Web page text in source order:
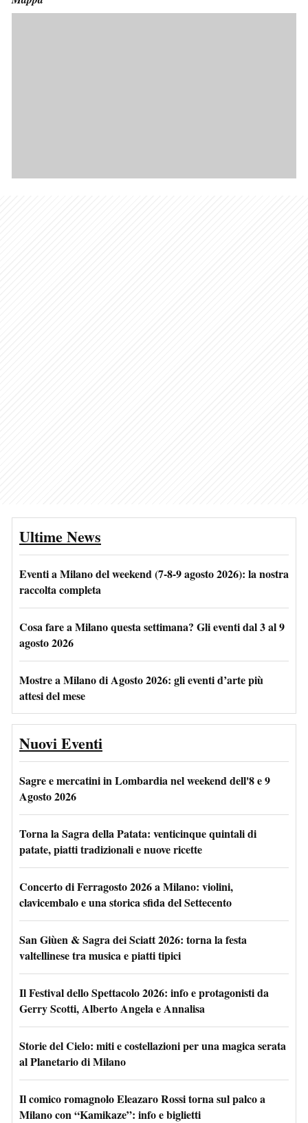
Ultime News
Eventi a Milano del weekend (7-8-9 agosto 2026): la nostra
raccolta completa
Cosa fare a Milano questa settimana? Gli eventi dal 3 al 9
agosto 2026
Mostre a Milano di Agosto 2026: gli eventi d’arte più
attesi del mese
Nuovi Eventi
Sagre e mercatini in Lombardia nel weekend dell'8 e 9
Agosto 2026
Torna la Sagra della Patata: venticinque quintali di
patate, piatti tradizionali e nuove ricette
Concerto di Ferragosto 2026 a Milano: violini,
clavicembalo e una storica sfida del Settecento
San Giùen & Sagra dei Sciatt 2026: torna la festa
valtellinese tra musica e piatti tipici
Il Festival dello Spettacolo 2026: info e protagonisti da
Gerry Scotti, Alberto Angela e Annalisa
Storie del Cielo: miti e costellazioni per una magica serata
al Planetario di Milano
Il comico romagnolo Eleazaro Rossi torna sul palco a
Milano con “Kamikaze”: info e biglietti